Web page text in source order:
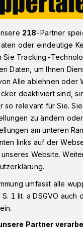
- Oberbarmen
Feuerwehr
3 Uhr in die
auf die
218-Partner
oder eindeutige
Sie Tracking-
Daten, um Ihnen
Alle ablehnen oder
deaktiviert sind,
so relevant für Sie.
zu ändern
am unteren
links auf der
Website.
umfasst alle
1 lit. a DSGVO auch
Partner